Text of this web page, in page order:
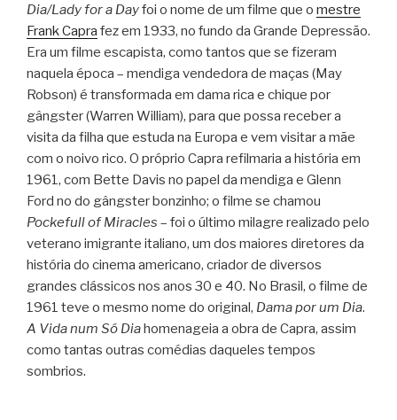
Dia/Lady for a Dayfoi o nome de um filme que o mestre
Frank Capra fez em 1933, no fundo da Grande Depressão.
Era um filme escapista, como tantos que se fizeram
naquela época – mendiga vendedora de maças (May
Robson) é transformada em dama rica e chique por
gângster (Warren William), para que possa receber a
visita da filha que estuda na Europa e vem visitar a mãe
com o noivo rico. O próprio Capra refilmaria a história em
1961, com Bette Davis no papel da mendiga e Glenn
Ford no do gângster bonzinho; o filme se chamou
Pockefull of Miracles – foi o último milagre realizado pelo
veterano imigrante italiano, um dos maiores diretores da
história do cinema americano, criador de diversos
grandes clássicos nos anos 30 e 40. No Brasil, o filme de
1961 teve o mesmo nome do original, Dama por um Dia.
A Vida num Só Diahomenageia a obra de Capra, assim
como tantas outras comédias daqueles tempos
sombrios.